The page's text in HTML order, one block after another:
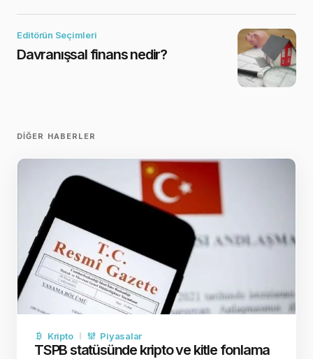
Editörün Seçimleri
Davranışsal finans nedir?
DIĞER HABERLER
Kripto Piyasalar
TSPB statüsünde kripto ve kitle fonlama